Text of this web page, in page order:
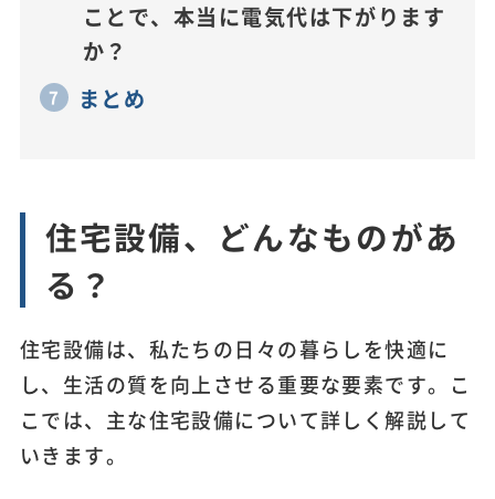
ことで、本当に電気代は下がります
か？
まとめ
住宅設備、どんなものがあ
る？
住宅設備は、私たちの日々の暮らしを快適に
し、生活の質を向上させる重要な要素です。こ
こでは、主な住宅設備について詳しく解説して
いきます。